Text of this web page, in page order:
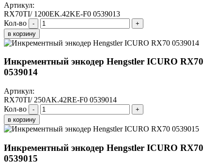
Артикул:
RX70TI/ 1200EK.42KE-F0 0539013
Кол-во
-
+
в корзину
Инкрементный энкодер Hengstler ICURO RX70
0539014
Артикул:
RX70TI/ 250AK.42RE-F0 0539014
Кол-во
-
+
в корзину
Инкрементный энкодер Hengstler ICURO RX70
0539015